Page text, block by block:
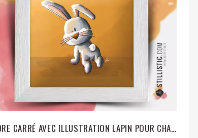
CADRE CARRÉ AVEC ILLUSTRATION LAPIN POUR CHAMBRE ENFANT BÉBÉ 25X25CM